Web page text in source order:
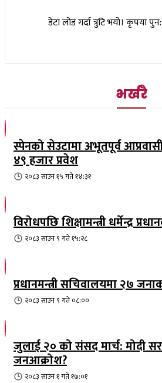
डेटा लोड गर्दा त्रुटि भयो। कृपया
भर्खरै
स्पेनको सेउटामा अभूतपूर्व
४९ हजार प्रवेश
२०८३ साउन १५ गते १४:३१
विरोधपछि शिक्षामन्त्री धर्मेन्द्र
२०८३ साउन ९ गते १५:२८
प्रधानमन्त्री सचिवालयमा २७
२०८३ साउन ९ गते ०८:००
जुलाई २० को संसद मार्च: मोदी
जनआक्रोश?
२०८३ साउन १ गते १७:०१